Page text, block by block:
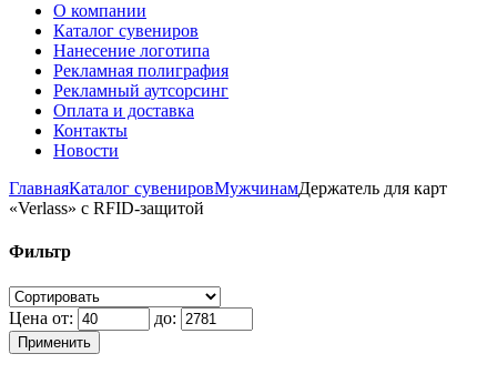
О компании
Каталог сувениров
Нанесение логотипа
Рекламная полиграфия
Рекламный аутсорсинг
Оплата и доставка
Контакты
Новости
ГлавнаяКаталог сувенировМужчинамДержатель для карт
«Verlass» c RFID-защитой
Фильтр
Цена от: до:
Применить